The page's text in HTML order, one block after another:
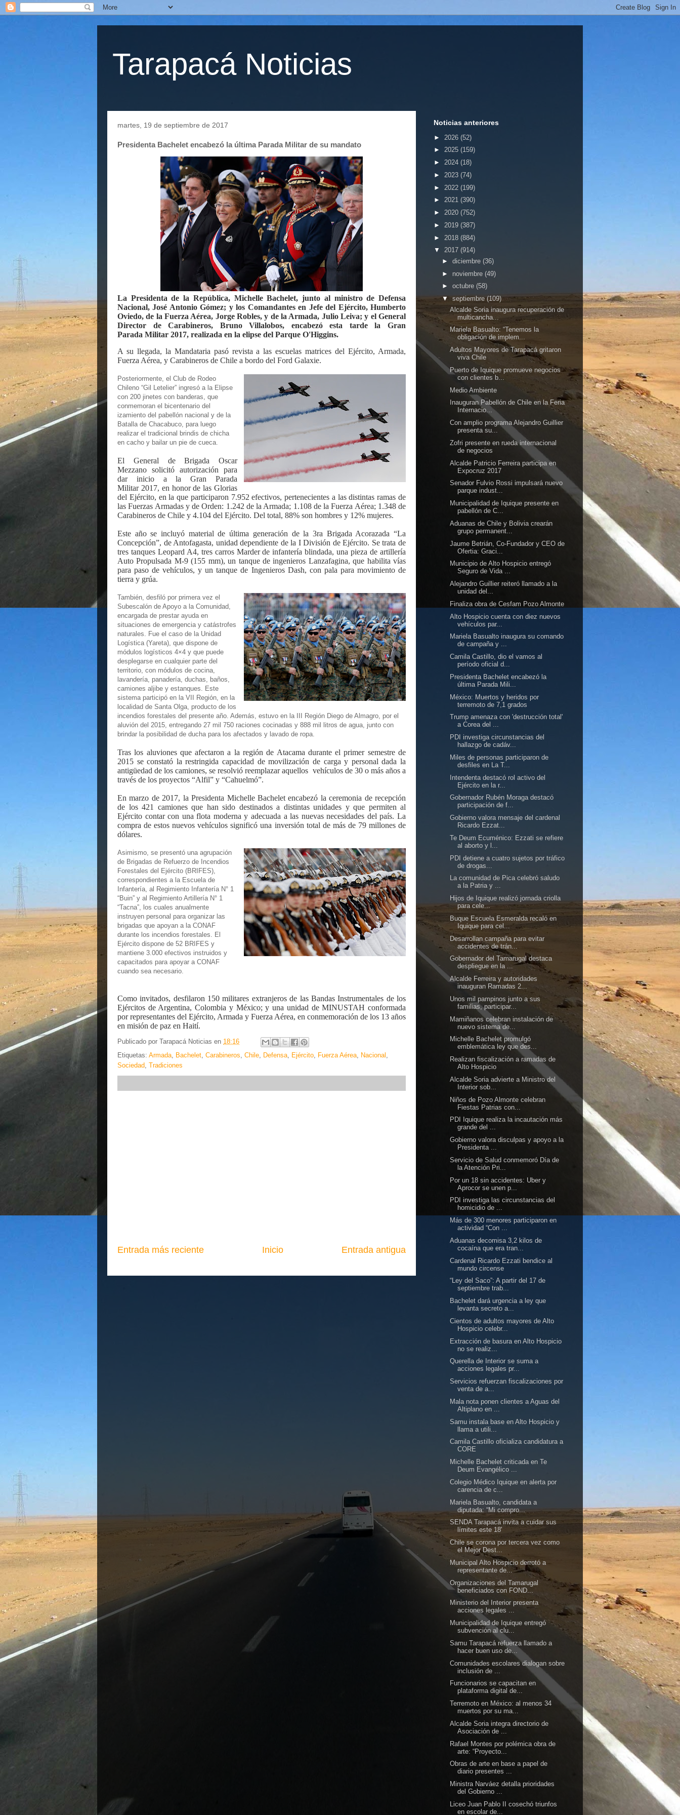
Tarapacá Noticias
martes, 19 de septiembre de 2017
Presidenta Bachelet encabezó la última Parada Militar de su mandato
La Presidenta de la República, Michelle Bachelet, junto al ministro de Defensa
Nacional, José Antonio Gómez; y los Comandantes en Jefe del Ejército, Humberto
Oviedo, de la Fuerza Aérea, Jorge Robles, y de la Armada, Julio Leiva; y el General
Director de Carabineros, Bruno Villalobos, encabezó esta tarde la Gran
Parada Militar 2017, realizada en la elipse del Parque O'Higgins.
A su llegada, la Mandataria pasó revista a las escuelas matrices del Ejército, Armada,
Fuerza Aérea, y Carabineros de Chile a bordo del Ford Galaxie.
Posteriormente, el Club de Rodeo
Chileno “Gil Letelier” ingresó a la Elipse
con 200 jinetes con banderas, que
conmemoran el bicentenario del
izamiento del pabellón nacional y de la
Batalla de Chacabuco, para luego
realizar el tradicional brindis de chicha
en cacho y bailar un pie de cueca.
El General de Brigada Oscar
Mezzano solicitó autorización para
dar inicio a la Gran Parada
Militar 2017, en honor de las Glorias
del Ejército, en la que participaron 7.952 efectivos, pertenecientes a las distintas ramas de
las Fuerzas Armadas y de Orden: 1.242 de la Armada; 1.108 de la Fuerza Aérea; 1.348 de
Carabineros de Chile y 4.104 del Ejército. Del total, 88% son hombres y 12% mujeres.
Este año se incluyó material de última generación de la 3ra Brigada Acorazada “La
Concepción”, de Antofagasta, unidad dependiente de la I División de Ejército. Se trata de
tres tanques Leopard A4, tres carros Marder de infantería blindada, una pieza de artillería
Auto Propulsada M-9 (155 mm), un tanque de ingenieros Lanzafagina, que habilita vías
para paso de vehículos, y un tanque de Ingenieros Dash, con pala para movimiento de
tierra y grúa.
También, desfiló por primera vez el
Subescalón de Apoyo a la Comunidad,
encargada de prestar ayuda en
situaciones de emergencia y catástrofes
naturales. Fue el caso de la Unidad
Logística (Yareta), que dispone de
módulos logísticos 4×4 y que puede
desplegarse en cualquier parte del
territorio, con módulos de cocina,
lavandería, panadería, duchas, baños,
camiones aljibe y estanques. Este
sistema participó en la VII Región, en la
localidad de Santa Olga, producto de los
incendios forestales del presente año. Además, estuvo en la III Región Diego de Almagro, por el
aluvión del 2015, entregando 27 mil 750 raciones cocinadas y 888 mil litros de agua, junto con
brindar la posibilidad de ducha para los afectados y lavado de ropa.
Tras los aluviones que afectaron a la región de Atacama durante el primer semestre de
2015 se constató la restringida capacidad de movilización de carga y personal dada la
antigüedad de los camiones, se resolvió reemplazar aquellos vehículos de 30 o más años a
través de los proyectos “Alfil” y “Cahuelmó”.
En marzo de 2017, la Presidenta Michelle Bachelet encabezó la ceremonia de recepción
de los 421 camiones que han sido destinados a distintas unidades y que permiten al
Ejército contar con una flota moderna y adecuada a las nuevas necesidades del país. La
compra de estos nuevos vehículos significó una inversión total de más de 79 millones de
dólares.
Asimismo, se presentó una agrupación
de Brigadas de Refuerzo de Incendios
Forestales del Ejército (BRIFES),
correspondientes a la Escuela de
Infantería, al Regimiento Infantería N° 1
“Buin” y al Regimiento Artillería N° 1
“Tacna”, los cuales anualmente
instruyen personal para organizar las
brigadas que apoyan a la CONAF
durante los incendios forestales. El
Ejército dispone de 52 BRIFES y
mantiene 3.000 efectivos instruidos y
capacitados para apoyar a CONAF
cuando sea necesario.
Como invitados, desfilaron 150 militares extranjeros de las Bandas Instrumentales de los
Ejércitos de Argentina, Colombia y México; y una unidad de MINUSTAH conformada
por representantes del Ejército, Armada y Fuerza Aérea, en conmemoración de los 13 años
en misión de paz en Haití.
Publicado por Tarapacá Noticias en 18:16
Etiquetas: Armada, Bachelet, Carabineros, Chile, Defensa, Ejército, Fuerza Aérea, Nacional ,
Sociedad, Tradiciones
Entrada más reciente Entrada antigua
Inicio
Noticias anteriores
► 2026 (52)
► 2025 (159)
► 2024 (18)
► 2023 (74)
► 2022 (199)
► 2021 (390)
► 2020 (752)
► 2019 (387)
► 2018 (884)
▼ 2017 (914)
► diciembre (36)
► noviembre (49)
► octubre (58)
▼ septiembre(109)
Alcalde Soria inaugura recuperación de
multicancha...
Mariela Basualto: “Tenemos la
obligación de implem...
Adultos Mayores de Tarapacá gritaron
viva Chile
Puerto de Iquique promueve negocios
con clientes b...
Medio Ambiente
Inauguran Pabellón de Chile en la Feria
Internacio...
Con amplio programa Alejandro Guillier
presenta su...
Zofri presente en rueda internacional
de negocios
Alcalde Patricio Ferreira participa en
Expocruz 2017
Senador Fulvio Rossi impulsará nuevo
parque indust...
Municipalidad de Iquique presente en
pabellón de C...
Aduanas de Chile y Bolivia crearán
grupo permanent...
Jaume Betrián, Co-Fundador y CEO de
Ofertia: Graci...
Municipio de Alto Hospicio entregó
Seguro de Vida ...
Alejandro Guillier reiteró llamado a la
unidad del...
Finaliza obra de Cesfam Pozo Almonte
Alto Hospicio cuenta con diez nuevos
vehículos par...
Mariela Basualto inaugura su comando
de campaña y ...
Camila Castillo, dio el vamos al
período oficial d...
Presidenta Bachelet encabezó la
última Parada Mili...
México: Muertos y heridos por
terremoto de 7,1 grados
Trump amenaza con 'destrucción total'
a Corea del ...
PDI investiga circunstancias del
hallazgo de cadáv...
Miles de personas participaron de
desfiles en La T...
Intendenta destacó rol activo del
Ejército en la r...
Gobernador Rubén Moraga destacó
participación de f...
Gobierno valora mensaje del cardenal
Ricardo Ezzat...
Te Deum Ecuménico: Ezzati se refiere
al aborto y l...
PDI detiene a cuatro sujetos por tráfico
de drogas...
La comunidad de Pica celebró saludo
a la Patria y ...
Hijos de Iquique realizó jornada criolla
para cele...
Buque Escuela Esmeralda recaló en
Iquique para cel...
Desarrollan campaña para evitar
accidentes de trán...
Gobernador del Tamarugal destaca
despliegue en la ...
Alcalde Ferreira y autoridades
inauguran Ramadas 2...
Unos mil pampinos junto a sus
familias, participar...
Mamiñanos celebran instalación de
nuevo sistema de...
Michelle Bachelet promulgó
emblemática ley que des...
Realizan fiscalización a ramadas de
Alto Hospicio
Alcalde Soria advierte a Ministro del
Interior sob...
Niños de Pozo Almonte celebran
Fiestas Patrias con...
PDI Iquique realiza la incautación más
grande del ...
Gobierno valora disculpas y apoyo a la
Presidenta ...
Servicio de Salud conmemoró Día de
la Atención Pri...
Por un 18 sin accidentes: Uber y
Aprocor se unen p...
PDI investiga las circunstancias del
homicidio de ...
Más de 300 menores participaron en
actividad “Con ...
Aduanas decomisa 3,2 kilos de
cocaína que era tran...
Cardenal Ricardo Ezzati bendice al
mundo circense
“Ley del Saco”: A partir del 17 de
septiembre trab...
Bachelet dará urgencia a ley que
levanta secreto a...
Cientos de adultos mayores de Alto
Hospicio celebr...
Extracción de basura en Alto Hospicio
no se realiz...
Querella de Interior se suma a
acciones legales pr...
Servicios refuerzan fiscalizaciones por
venta de a...
Mala nota ponen clientes a Aguas del
Altiplano en ...
Samu instala base en Alto Hospicio y
llama a utili...
Camila Castillo oficializa candidatura a
CORE
Michelle Bachelet criticada en Te
Deum Evangélico ...
Colegio Médico Iquique en alerta por
carencia de c...
Mariela Basualto, candidata a
diputada: “Mi compro...
SENDA Tarapacá invita a cuidar sus
límites este 18'
Chile se corona por tercera vez como
el Mejor Dest...
Municipal Alto Hospicio derrotó a
representante de...
Organizaciones del Tamarugal
beneficiados con FOND...
Ministerio del Interior presenta
acciones legales ...
Municipalidad de Iquique entregó
subvención al clu...
Samu Tarapacá refuerza llamado a
hacer buen uso de...
Comunidades escolares dialogan sobre
inclusión de ...
Funcionarios se capacitan en
plataforma digital de...
Terremoto en México: al menos 34
muertos por su ma...
Alcalde Soria integra directorio de
Asociación de ...
Rafael Montes por polémica obra de
arte: “Proyecto...
Obras de arte en base a papel de
diario presentes ...
Ministra Narváez detalla prioridades
del Gobierno ...
Liceo Juan Pablo II cosechó triunfos
en escolar de...